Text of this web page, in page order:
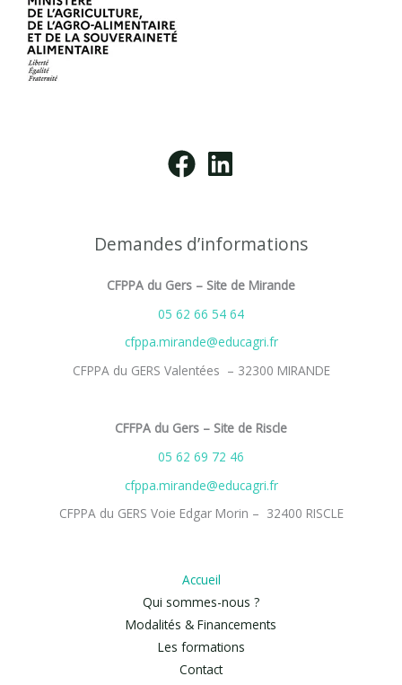
Demandes d’informations
CFPPA du Gers – Site de Mirande
05 62 66 54 64
cfppa.mirande@educagri.fr
CFPPA du GERS Valentées – 32300 MIRANDE
CFFPA du Gers – Site de Riscle
05 62 69 72 46
cfppa.mirande@educagri.fr
CFPPA du GERS Voie Edgar Morin – 32400 RISCLE
Accueil
Qui sommes-nous ?
Modalités & Financements
Les formations
Contact